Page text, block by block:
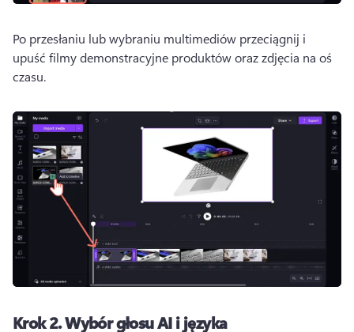
Po przesłaniu lub wybraniu multimediów przeciągnij i
upuść filmy demonstracyjne produktów oraz zdjęcia na oś
czasu.
Krok 2.Wybór głosu AI i języka